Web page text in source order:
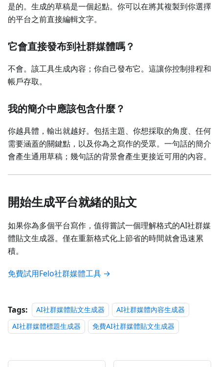
是的。生成的草稿是一個起點。你可以在將其複製到你選擇
的平台之前直接編輯文字。
它會直接發布到社群媒體嗎？
不會。該工具生成內容；你自己發布它。這讓你控制排程和
帳戶存取。
我的簡介中應該包含什麼？
你越具體，輸出就越好。包括主題、你想採取的角度、任何
需要涵蓋的關鍵點，以及你為之寫作的受眾。一句話的簡介
會產生通用草稿；幾句話的背景會產生更接近可用的內容。
開始生成平台就緒的貼文
如果你為多個平台寫作，值得嘗試一個理解格式的AI社群媒
體貼文生成器。僅在重新格式化上節省的時間就會迅速累
積。
免費試用Felo社群媒體工具 →
Tags: AI社群媒體貼文生成器
AI社群媒體內容生成器
AI社群媒體標題生成器
免費AI社群媒體貼文生成器